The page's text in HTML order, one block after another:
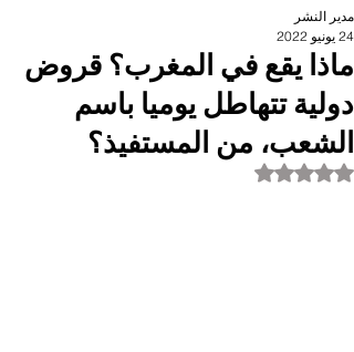
ماذا يقع في المغرب؟ قروض
دولية تتهاطل يوميا باسم
الشعب، من المستفيذ؟
مدير النشر
24 يونيو 2022
تم التقييم بـ ليس رقمًا من أصل 5 نجوم.